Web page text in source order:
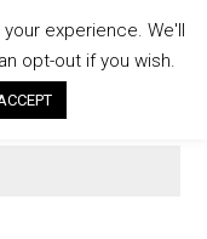
experience. We'll
opt-out if you wish.